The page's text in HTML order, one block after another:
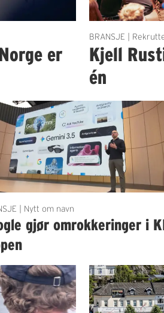
er
BRANSJE |
Kjell
én
| Nytt om navn
gjør omrokkeringer i